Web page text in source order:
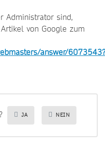
Administrator sind,
von Google zum
answer/6073543?
JA NEIN